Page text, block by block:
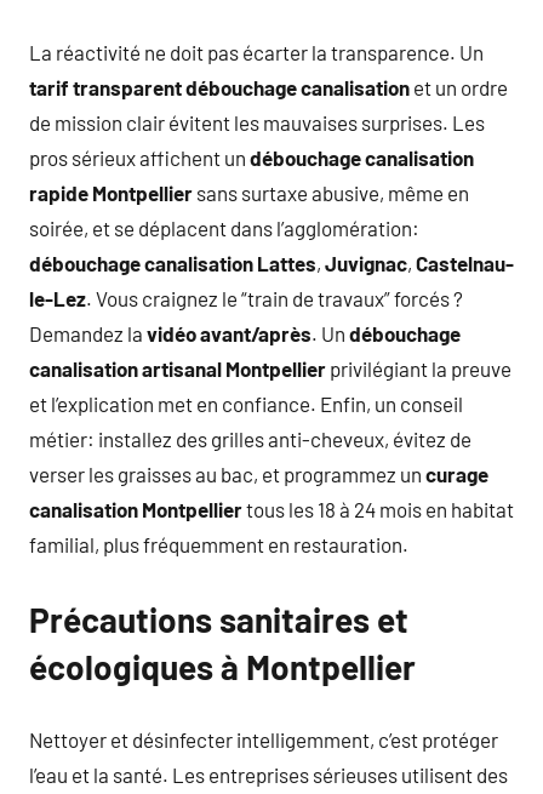
La réactivité ne doit pas écarter la transparence. Un
tarif transparent débouchage canalisation et un ordre
de mission clair évitent les mauvaises surprises. Les
pros sérieux affichent un débouchage canalisation
rapide Montpellier sans surtaxe abusive, même en
soirée, et se déplacent dans l’agglomération:
débouchage canalisation Lattes, Juvignac, Castelnau-
le-Lez. Vous craignez le “train de travaux” forcés ?
Demandez la vidéo avant/après. Un débouchage
canalisation artisanal Montpellier privilégiant la preuve
et l’explication met en confiance. Enfin, un conseil
métier: installez des grilles anti-cheveux, évitez de
verser les graisses au bac, et programmez un curage
canalisation Montpelliertous les 18 à 24 mois en habitat
familial, plus fréquemment en restauration.
Précautions sanitaires et
écologiques à Montpellier
Nettoyer et désinfecter intelligemment, c’est protéger
l’eau et la santé. Les entreprises sérieuses utilisent des